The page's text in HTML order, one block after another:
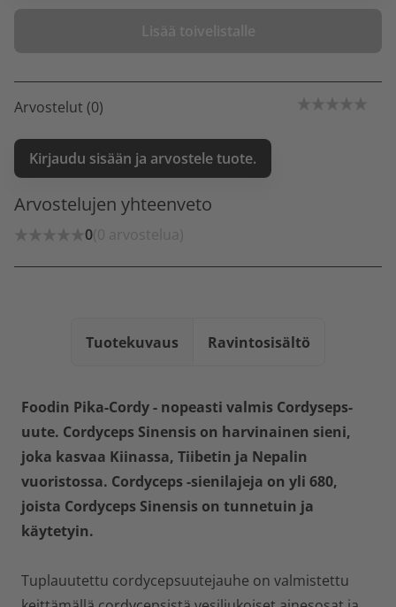
Lisää toivelistalle
Arvostelut (0)
Kirjaudu sisään ja arvostele tuote.
Arvostelujen yhteenveto
0(0 arvostelua)
Tuotekuvaus Ravintosisältö
Foodin Pika-Cordy - nopeasti valmis Cordyseps-
uute. Cordyceps Sinensis on harvinainen sieni,
joka kasvaa Kiinassa, Tiibetin ja Nepalin
vuoristossa. Cordyceps -sienilajeja on yli 680,
joista Cordyceps Sinensis on tunnetuin ja
käytetyin.
Tuplauutettu cordycepsuutejauhe on valmistettu